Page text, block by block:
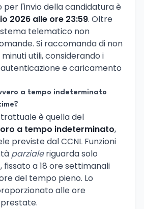
per l'invio della candidatura è
2026 alle ore 23:59. Oltre
telematico non
Si raccomanda di non
utili, considerando i
e caricamento
a tempo indeterminato
è quella del
a tempo indeterminato,
previste dal CCNL Funzioni
parzialeriguarda solo
fissato a 18 ore settimanali
del tempo pieno. Lo
alle ore